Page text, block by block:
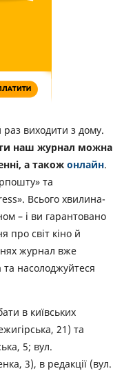
раз виходити з дому.
наш журнал можна
а також онлайн.
та
Всього хвилина-
– і ви гарантовано
про світ кіно й
журнал вже
насолоджуйтеся
в київських
21) та
5; вул.
3), в редакції (вул.